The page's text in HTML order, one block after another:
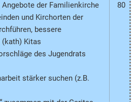
der Familienkirche
und Kirchorten der
bessere
Kitas
des Jugendrats
stärker suchen (z.B.
80